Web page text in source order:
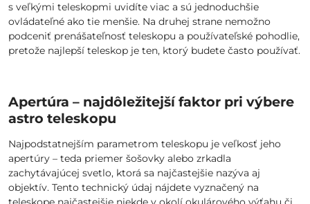
s veľkými teleskopmi uvidíte viac a sú jednoduchšie
ovládateľné ako tie menšie. Na druhej strane nemožno
podceniť prenášateľnosť teleskopu a používateľské pohodlie,
pretože najlepší teleskop je ten, ktorý budete často používať.
Apertúra – najdôležitejší faktor pri výbere
astro teleskopu
Najpodstatnejším parametrom teleskopu je veľkosť jeho
apertúry – teda priemer šošovky alebo zrkadla
zachytávajúcej svetlo, ktorá sa najčastejšie nazýva aj
objektív. Tento technický údaj nájdete vyznačený na